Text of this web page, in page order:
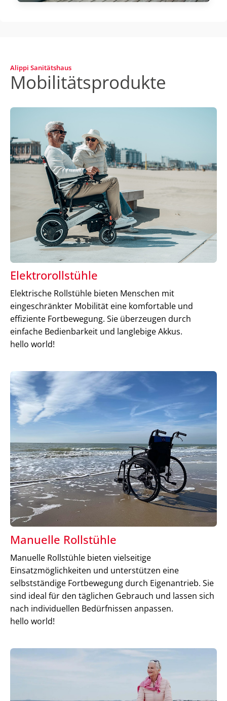
Alippi Sanitätshaus
Mobilitätsprodukte
Elektrorollstühle
Elektrische Rollstühle bieten Menschen mit
eingeschränkter Mobilität eine komfortable und
effiziente Fortbewegung. Sie überzeugen durch
einfache Bedienbarkeit und langlebige Akkus.
hello world!
Manuelle Rollstühle
Manuelle Rollstühle bieten vielseitige
Einsatzmöglichkeiten und unterstützen eine
selbstständige Fortbewegung durch Eigenantrieb. Sie
sind ideal für den täglichen Gebrauch und lassen sich
nach individuellen Bedürfnissen anpassen.
hello world!